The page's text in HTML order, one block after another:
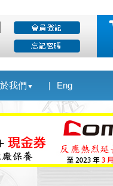
我們 ▼ Eng